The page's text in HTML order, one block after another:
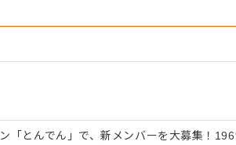
「とんでん」で、新メンバーを大募集！